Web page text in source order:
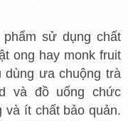
phẩm sử dụng chất
ong hay monk fruit
dùng ưa chuộng trà
và đồ uống chức
và ít chất bảo quản.